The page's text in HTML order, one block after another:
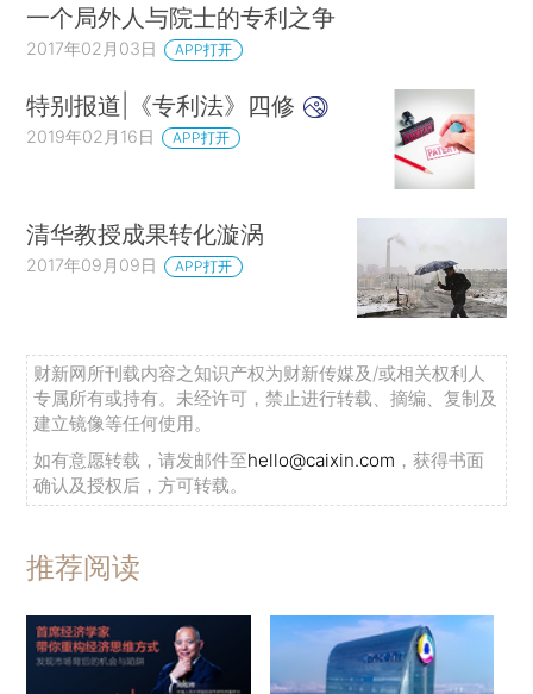
一个局外人与院士的专利之争
2017年02月03日 APP打开
特别报道|《专利法》四修
2019年02月16日 APP打开
清华教授成果转化漩涡
2017年09月09日 APP打开
财新网所刊载内容之知识产权为财新传媒及/或相关权利人
专属所有或持有。未经许可，禁止进行转载、摘编、复制及
建立镜像等任何使用。
如有意愿转载，请发邮件至hello@caixin.com ，获得书面
确认及授权后，方可转载。
推荐阅读